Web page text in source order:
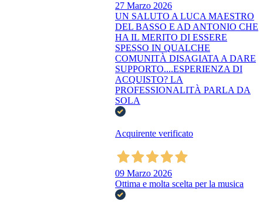
27 Marzo 2026
UN SALUTO A LUCA MAESTRO
DEL BASSO E AD ANTONIO CHE
HA IL MERITO DI ESSERE
SPESSO IN QUALCHE
COMUNITÀ DISAGIATA A DARE
SUPPORTO....ESPERIENZA DI
ACQUISTO? LA
PROFESSIONALITÀ PARLA DA
SOLA
Acquirente verificato
09 Marzo 2026
Ottima e molta scelta per la musica